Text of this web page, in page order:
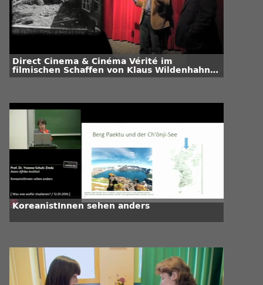
Direct Cinema & Cinéma Vérité im
filmischen Schaffen von Klaus Wildenhahn /
Teil 1
KoreanistInnen sehen anders